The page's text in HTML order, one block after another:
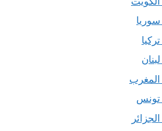
تونس